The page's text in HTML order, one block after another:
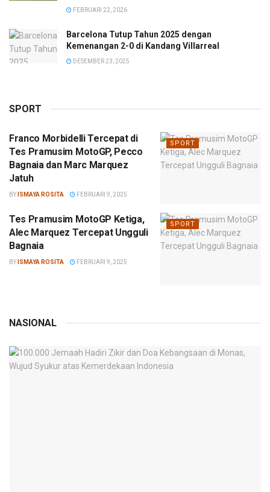
FEBRUARI 22, 2026
Barcelona Tutup Tahun 2025 dengan
Kemenangan 2-0 di Kandang Villarreal
DESEMBER 23, 2025
SPORT
SPORT
Franco Morbidelli Tercepat di
Tes Pramusim MotoGP, Pecco
Bagnaia dan Marc Marquez
Jatuh
BY ISMAYA ROSITA FEBRUARI 9, 2025
SPORT
Tes Pramusim MotoGP Ketiga,
Alec Marquez Tercepat Ungguli
Bagnaia
BY ISMAYA ROSITA FEBRUARI 9, 2025
NASIONAL